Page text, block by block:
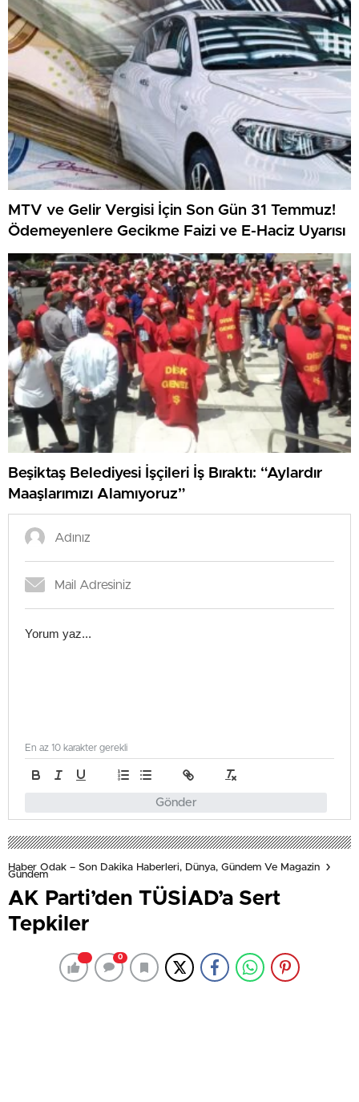
MTV ve Gelir Vergisi İçin Son Gün 31 Temmuz!
Ödemeyenlere Gecikme Faizi ve E-Haciz Uyarısı
Beşiktaş Belediyesi İşçileri İş Bıraktı: “Aylardır
Maaşlarımızı Alamıyoruz”
Gönder
En az 10 karakter gerekli
Haber Odak – Son Dakika Haberleri, Dünya, Gündem Ve Magazin
Gündem
AK Parti’den TÜSİAD’a Sert
Tepkiler
0